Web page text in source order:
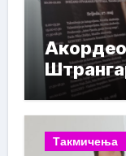
Такмичења